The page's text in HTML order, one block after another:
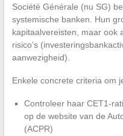
Société Générale (nu SG)
systemische banken. Hun
kapitaalvereisten, maar ook
risico’s
aanwezigheid).
Enkele concrete criteria om
Controleer haar CET1-
op de website van de
(ACPR)